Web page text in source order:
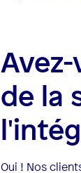
de la
Oui ! Nos